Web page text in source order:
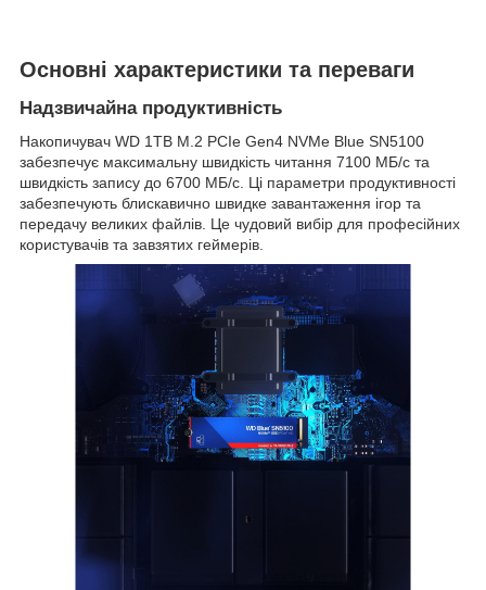
Основні характеристики та переваги
Надзвичайна продуктивність
Накопичувач WD 1TB M.2 PCIe Gen4 NVMe Blue SN5100
забезпечує максимальну швидкість читання 7100 МБ/с та
швидкість запису до 6700 МБ/с. Ці параметри продуктивності
забезпечують блискавично швидке завантаження ігор та
передачу великих файлів. Це чудовий вибір для професійних
користувачів та завзятих геймерів.